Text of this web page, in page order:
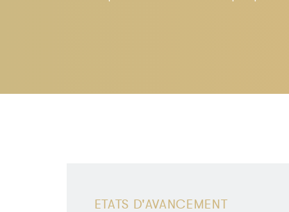
ETATS D'AVANCEMENT